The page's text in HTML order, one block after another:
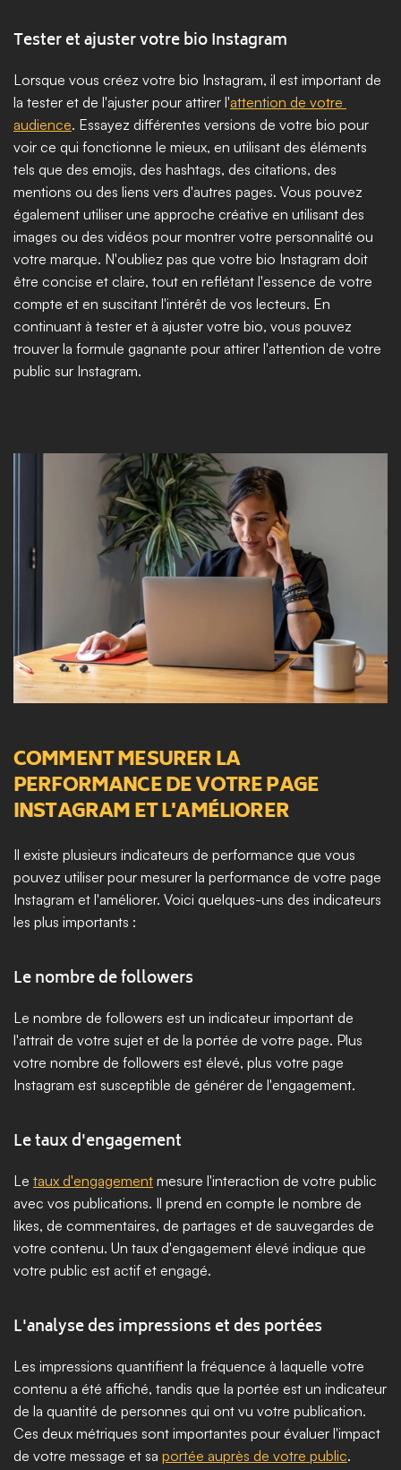
Tester et ajuster votre bio Instagram
Lorsque vous créez votre bio Instagram, il est important de
la tester et de l'ajuster pour attirer l'attention de votre
audience. Essayez différentes versions de votre bio pour
voir ce qui fonctionne le mieux, en utilisant des éléments
tels que des emojis, des hashtags, des citations, des
mentions ou des liens vers d'autres pages. Vous pouvez
également utiliser une approche créative en utilisant des
images ou des vidéos pour montrer votre personnalité ou
votre marque. N'oubliez pas que votre bio Instagram doit
être concise et claire, tout en reflétant l'essence de votre
compte et en suscitant l'intérêt de vos lecteurs. En
continuant à tester et à ajuster votre bio, vous pouvez
trouver la formule gagnante pour attirer l'attention de votre
public sur Instagram.
COMMENT MESURER LA
PERFORMANCE DE VOTRE PAGE
INSTAGRAM ET L'AMÉLIORER
Il existe plusieurs indicateurs de performance que vous
pouvez utiliser pour mesurer la performance de votre page
Instagram et l'améliorer. Voici quelques-uns des indicateurs
les plus importants :
Le nombre de followers
Le nombre de followers est un indicateur important de
l'attrait de votre sujet et de la portée de votre page. Plus
votre nombre de followers est élevé, plus votre page
Instagram est susceptible de générer de l'engagement.
Le taux d'engagement
Le taux d'engagement mesure l'interaction de votre public
avec vos publications. Il prend en compte le nombre de
likes, de commentaires, de partages et de sauvegardes de
votre contenu. Un taux d'engagement élevé indique que
votre public est actif et engagé.
L'analyse des impressions et des portées
Les impressions quantifient la fréquence à laquelle votre
contenu a été affiché, tandis que la portée est un indicateur
de la quantité de personnes qui ont vu votre publication.
Ces deux métriques sont importantes pour évaluer l'impact
de votre message et sa portée auprès de votre public.